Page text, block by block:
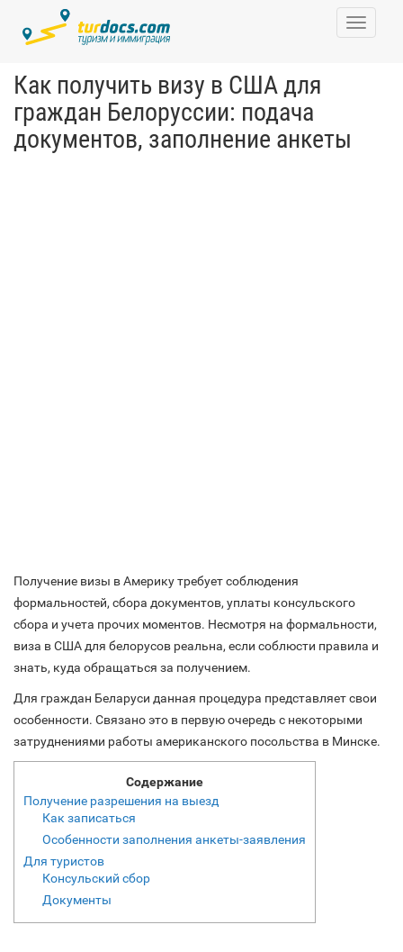
Toggle
Как получить визу в США для
граждан Белоруссии: подача
документов, заполнение анкеты
Получение визы в Америку требует соблюдения
формальностей, сбора документов, уплаты консульского
сбора и учета прочих моментов. Несмотря на формальности,
виза в США для белорусов реальна, если соблюсти правила и
знать, куда обращаться за получением.
Для граждан Беларуси данная процедура представляет свои
особенности. Связано это в первую очередь с некоторыми
затруднениями работы американского посольства в Минске.
Содержание
Получение разрешения на выезд
Как записаться
Особенности заполнения анкеты-заявления
Для туристов
Консульский сбор
Документы